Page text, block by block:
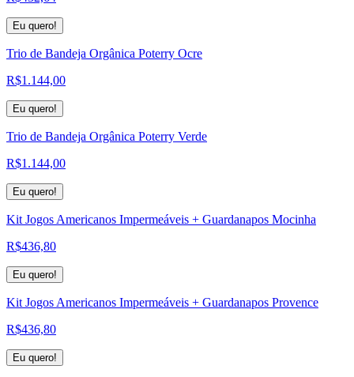
Eu quero!
Trio de Bandeja Orgânica Poterry Ocre
R$1.144,00
Eu quero!
Trio de Bandeja Orgânica Poterry Verde
R$1.144,00
Eu quero!
Kit Jogos Americanos Impermeáveis + Guardanapos Mocinha
R$436,80
Eu quero!
Kit Jogos Americanos Impermeáveis + Guardanapos Provence
R$436,80
Eu quero!